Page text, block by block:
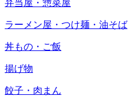
弁当屋・惣菜屋
ラーメン屋・つけ麺・油そば
丼もの・ご飯
揚げ物
餃子・肉まん